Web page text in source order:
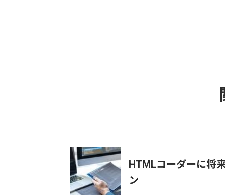
HTMLコーダーに将
ン